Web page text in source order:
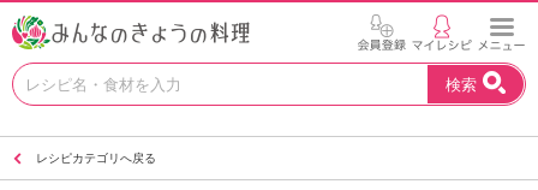
お
い
検索
レシピカテゴリへ戻る